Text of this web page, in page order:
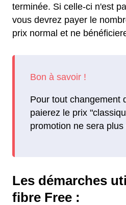
terminée. Si celle-ci n'est
vous devrez payer le
prix normal et ne
Pour tout changement
paierez le prix
promotion ne sera plus
Les démarches
fibre Free :